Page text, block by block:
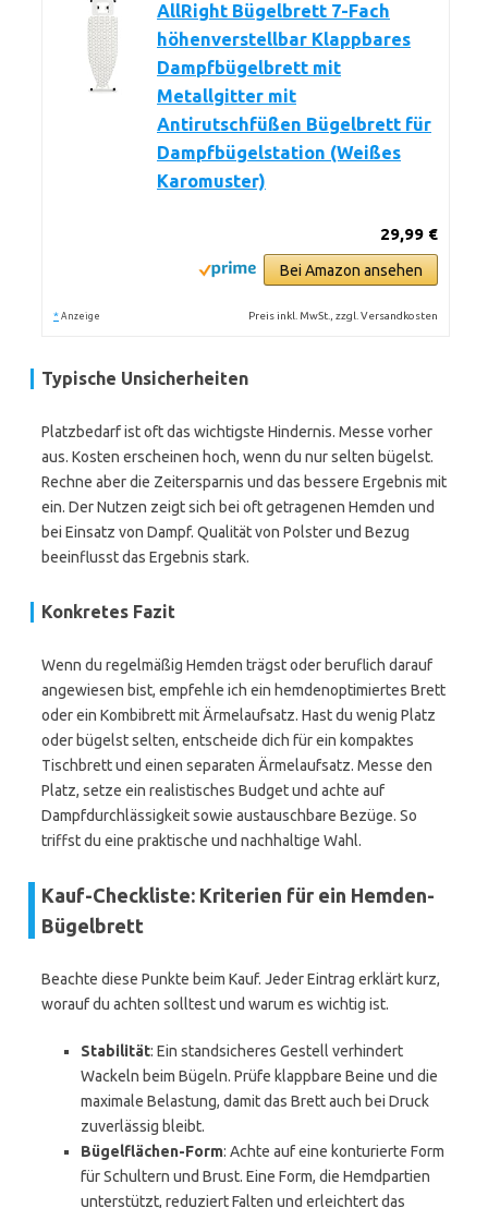
AllRight Bügelbrett 7-Fach
höhenverstellbar Klappbares
Dampfbügelbrett mit
Metallgitter mit
Antirutschfüßen Bügelbrett für
Dampfbügelstation (Weißes
Karomuster)
29,99 €
Bei Amazon ansehen
* Anzeige Preis inkl. MwSt., zzgl. Versandkosten
Typische Unsicherheiten
Platzbedarf ist oft das wichtigste Hindernis. Messe vorher
aus. Kosten erscheinen hoch, wenn du nur selten bügelst.
Rechne aber die Zeitersparnis und das bessere Ergebnis mit
ein. Der Nutzen zeigt sich bei oft getragenen Hemden und
bei Einsatz von Dampf. Qualität von Polster und Bezug
beeinflusst das Ergebnis stark.
Konkretes Fazit
Wenn du regelmäßig Hemden trägst oder beruflich darauf
angewiesen bist, empfehle ich ein hemdenoptimiertes Brett
oder ein Kombibrett mit Ärmelaufsatz. Hast du wenig Platz
oder bügelst selten, entscheide dich für ein kompaktes
Tischbrett und einen separaten Ärmelaufsatz. Messe den
Platz, setze ein realistisches Budget und achte auf
Dampfdurchlässigkeit sowie austauschbare Bezüge. So
triffst du eine praktische und nachhaltige Wahl.
Kauf-Checkliste: Kriterien für ein Hemden-
Bügelbrett
Beachte diese Punkte beim Kauf. Jeder Eintrag erklärt kurz,
worauf du achten solltest und warum es wichtig ist.
Stabilität: Ein standsicheres Gestell verhindert
Wackeln beim Bügeln. Prüfe klappbare Beine und die
maximale Belastung, damit das Brett auch bei Druck
zuverlässig bleibt.
Bügelflächen-Form: Achte auf eine konturierte Form
für Schultern und Brust. Eine Form, die Hemdpartien
unterstützt, reduziert Falten und erleichtert das